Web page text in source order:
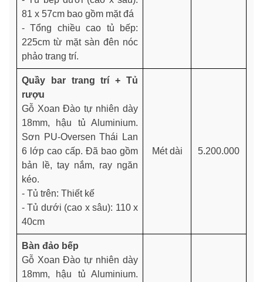
81 x 57cm bao gồm mặt đá
- Tổng chiều cao tủ bếp:
225cm từ mặt sàn đên nóc
phảo trang trí.
Quầy bar trang trí + Tủ
rượu
Gỗ Xoan Đào tự nhiên dày
18mm, hậu tủ Aluminium.
Sơn PU-Oversen Thái Lan
6 lớp cao cấp. Đã bao gồm
bản lề, tay nắm, ray ngăn
kéo.
- Tủ trên: Thiết kế
- Tủ dưới (cao x sâu): 110 x
40cm
Mét dài 5.200.000
Bàn đảo bếp
Gỗ Xoan Đào tự nhiên dày
18mm, hậu tủ Aluminium.